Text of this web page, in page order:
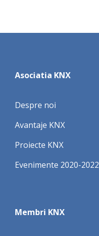
Asociatia KNX
Despre noi
Avantaje KNX
Proiecte KNX
Evenimente 2020-2022
Membri KNX